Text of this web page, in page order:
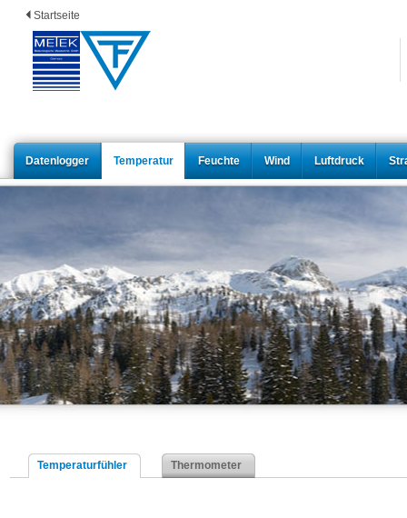
Startseite
Datenlogger Temperatur Feuchte Wind Luftdruck
Temperaturfühler Thermometer